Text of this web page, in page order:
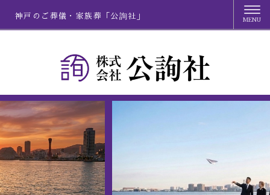
神戸のご葬儀・家族葬「公詢社」